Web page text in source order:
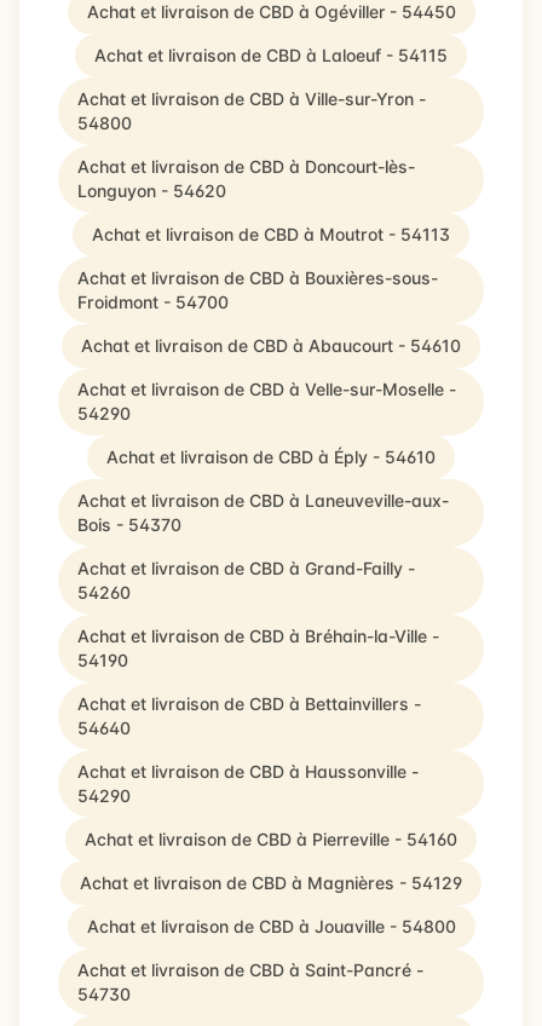
Achat et livraison de CBD à Ogéviller - 54450
Achat et livraison de CBD à Laloeuf - 54115
Achat et livraison de CBD à Ville-sur-Yron -
54800
Achat et livraison de CBD à Doncourt-lès-
Longuyon - 54620
Achat et livraison de CBD à Moutrot - 54113
Achat et livraison de CBD à Bouxières-sous-
Froidmont - 54700
Achat et livraison de CBD à Abaucourt - 54610
Achat et livraison de CBD à Velle-sur-Moselle -
54290
Achat et livraison de CBD à Éply - 54610
Achat et livraison de CBD à Laneuveville-aux-
Bois - 54370
Achat et livraison de CBD à Grand-Failly -
54260
Achat et livraison de CBD à Bréhain-la-Ville -
54190
Achat et livraison de CBD à Bettainvillers -
54640
Achat et livraison de CBD à Haussonville -
54290
Achat et livraison de CBD à Pierreville - 54160
Achat et livraison de CBD à Magnières - 54129
Achat et livraison de CBD à Jouaville - 54800
Achat et livraison de CBD à Saint-Pancré -
54730